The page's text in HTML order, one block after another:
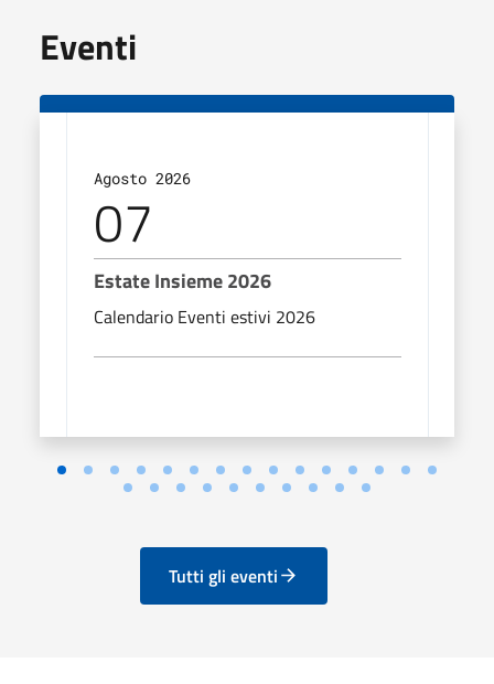
Eventi
Agosto 2026
07
Estate Insieme 2026
Calendario Eventi estivi 2026
Tutti gli eventi